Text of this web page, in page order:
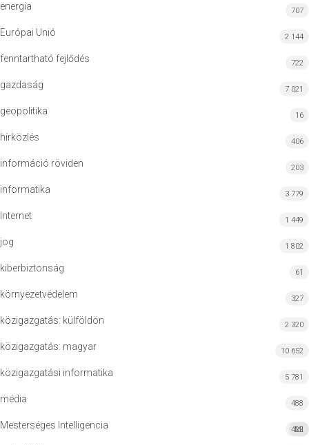
energia 707
Európai Unió 2 144
fenntartható fejlődés 722
gazdaság 7 021
geopolitika 16
hírközlés 406
információ röviden 203
informatika 3 779
Internet 1 449
jog 1 802
kiberbiztonság 61
környezetvédelem 327
közigazgatás: külföldön 2 320
közigazgatás: magyar 10 652
közigazgatási informatika 5 781
média 488
Mesterséges Intelligencia MI
422